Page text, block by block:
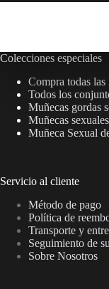
Colecciones especiales
Compra todas las
Todos los
Muñecas gordas
Muñecas
Muñeca Sexual
Servicio al cliente
Método de pago
Política de
Transporte y
Seguimiento de
Sobre Nosotros